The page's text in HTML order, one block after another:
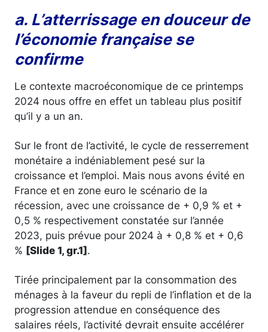
a. L’atterrissage en douceur de
l’économie française se
confirme
Le contexte macroéconomique de ce printemps
2024 nous offre en effet un tableau plus positif
qu’il y a un an.
Sur le front de l’activité, le cycle de resserrement
monétaire a indéniablement pesé sur la
croissance et l’emploi. Mais nous avons évité en
France et en zone euro le scénario de la
récession, avec une croissance de + 0,9 % et +
0,5 % respectivement constatée sur l’année
2023, puis prévue pour 2024 à + 0,8 % et + 0,6
% [Slide 1, gr.1].
Tirée principalement par la consommation des
ménages à la faveur du repli de l’inflation et de la
progression attendue en conséquence des
salaires réels, l’activité devrait ensuite accélérer